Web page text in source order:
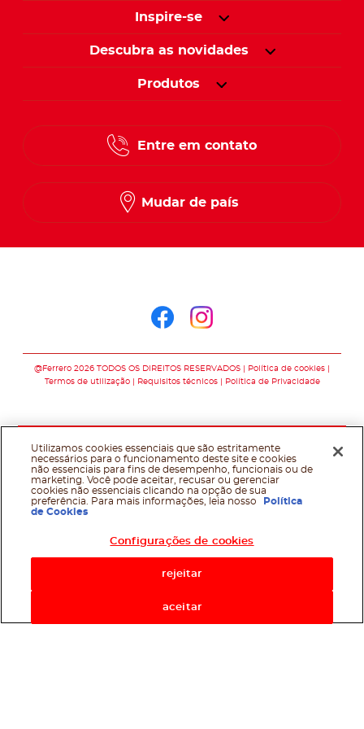
Inspire-se
Descubra as novidades
Produtos
Entre em contato
Mudar de país
@Ferrero 2026 TODOS OS DIREITOS RESERVADOS
Política de cookies
Termos de utilização
Requisitos técnicos Política de Privacidade
Utilizamos cookies essenciais que são estritamente
necessários para o funcionamento deste site e cookies
não essenciais para fins de desempenho, funcionais ou de
marketing. Você pode aceitar, recusar ou gerenciar
cookies não essenciais clicando na opção de sua
preferência. Para mais informações, leia nosso
Política
de Cookies
Configurações de cookies
rejeitar
aceitar